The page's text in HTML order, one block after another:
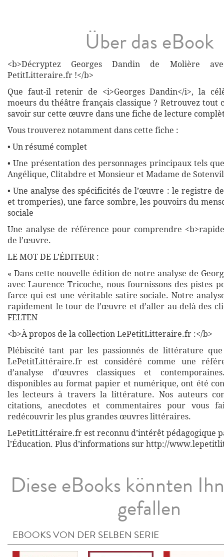
Über das eBook
<b>Décryptez Georges Dandin de Molière
PetitLitteraire.fr !</b>
Que faut-il retenir de <i>Georges Dandin</i>, la
moeurs du théâtre français classique ? Retrouvez tout
savoir sur cette œuvre dans une fiche de lecture
Vous trouverez notamment dans cette fiche :
• Un résumé complet
• Une présentation des personnages principaux tels
Angélique, Clitabdre et Monsieur et Madame de
• Une analyse des spécificités de l’œuvre : le registre
et tromperies), une farce sombre, les pouvoirs du
sociale
Une analyse de référence pour comprendre
de l’œuvre.
LE MOT DE L’ÉDITEUR :
« Dans cette nouvelle édition de notre analyse de
avec Laurence Tricoche, nous fournissons des pistes
farce qui est une véritable satire sociale. Notre
rapidement le tour de l’œuvre et d’aller au-delà des
FELTEN
<b>À propos de la collection LePetitLitteraire.fr :</b>
Plébiscité tant par les passionnés de littérature
LePetitLittéraire.fr est considéré comme une
d’analyse d’œuvres classiques et
disponibles au format papier et numérique, ont été
les lecteurs à travers la littérature. Nos auteurs
citations, anecdotes et commentaires pour vous
redécouvrir les plus grandes œuvres littéraires.
LePetitLittéraire.fr est reconnu d’intérêt pédagogique
l’Éducation. Plus d’informations sur http://
Diese eBooks könnten
gefallen
EBOOKS VON DER SELBEN SERIE